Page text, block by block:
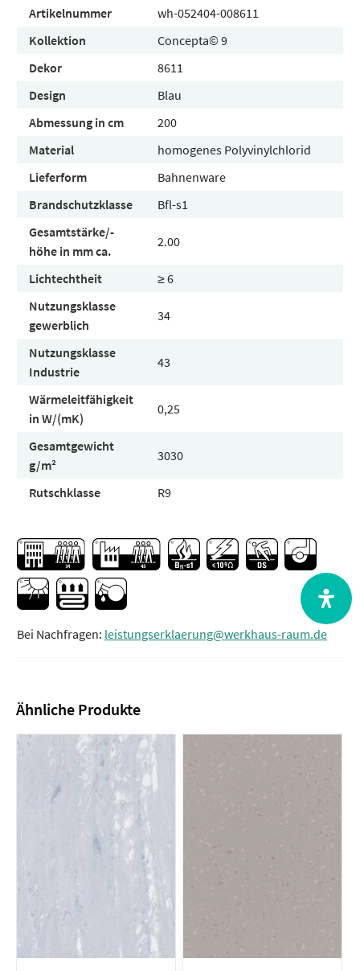
Artikelnummer
wh-052404-008611
Kollektion
Concepta© 9
Dekor
8611
Design
Blau
Abmessung in cm
200
Material
homogenes Polyvinylchlorid
Lieferform
Bahnenware
Brandschutzklasse
Bfl-s1
Gesamtstärke/-
höhe in mm ca.
2.00
Lichtechtheit
≥ 6
Nutzungsklasse
gewerblich
34
Nutzungsklasse
Industrie
43
Wärmeleitfähigkeit
in W/(mK)
0,25
Gesamtgewicht
g/m²
3030
Rutschklasse R9
Bei Nachfragen: leistungserklaerung@werkhaus-raum.de
Ähnliche Produkte